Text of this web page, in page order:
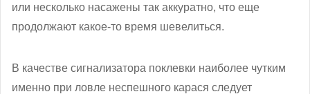
или несколько насажены так аккуратно, что еще
продолжают какое-то время шевелиться.
В качестве сигнализатора поклевки наиболее чутким
именно при ловле неспешного карася следует